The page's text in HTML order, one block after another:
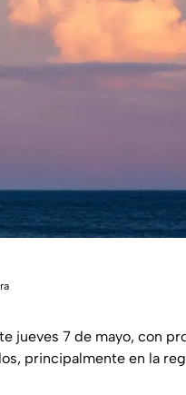
jueves 7 de mayo, con
principalmente en la